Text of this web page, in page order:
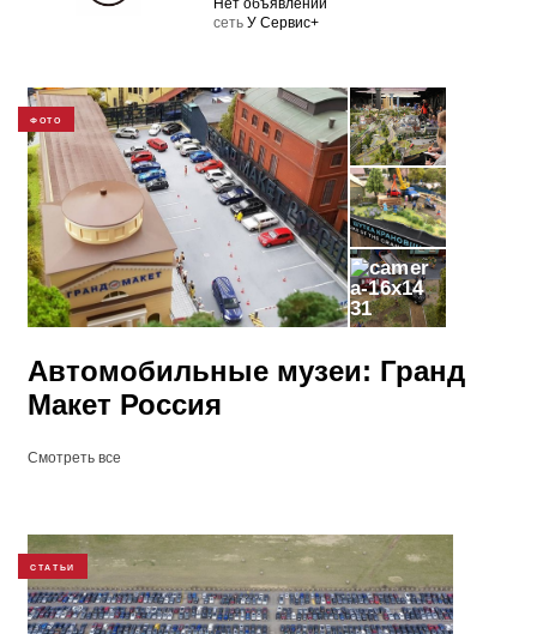
Нет объявлений
cеть У Сервис+
ФОТО
31
Автомобильные музеи: Гранд
Макет Россия
Смотреть все
СТАТЬИ